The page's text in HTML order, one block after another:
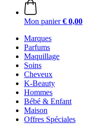
Mon panier € 0,00
Marques
Parfums
Maquillage
Soins
Cheveux
K-Beauty
Hommes
Bébé & Enfant
Maison
Offres Spéciales